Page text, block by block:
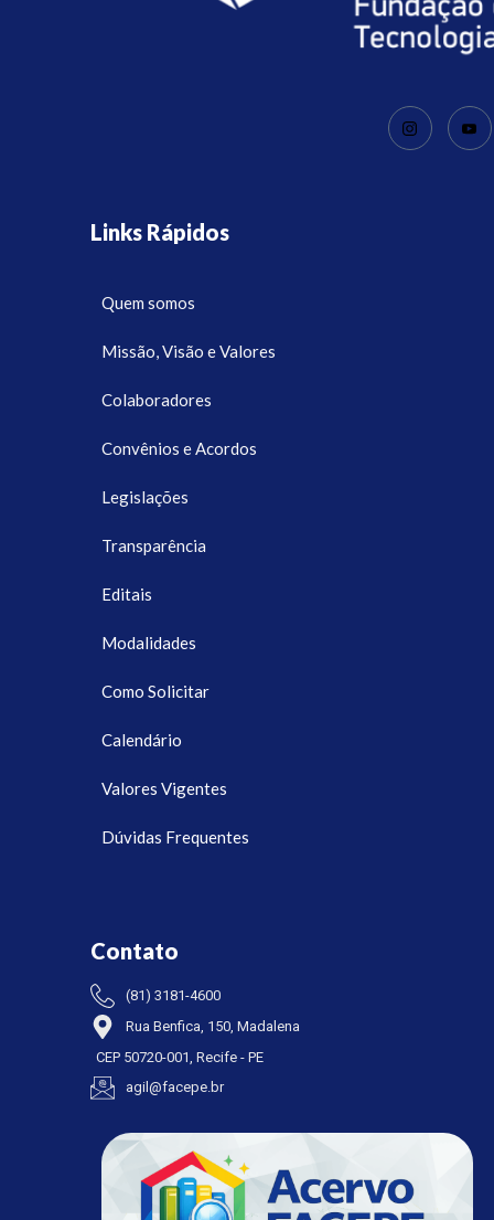
Links Rápidos
Quem somos
Missão, Visão e Valores
Colaboradores
Convênios e Acordos
Legislações
Transparência
Editais
Modalidades
Como Solicitar
Calendário
Valores Vigentes
Dúvidas Frequentes
Contato
(81) 3181-4600
Rua Benfica, 150, Madalena
CEP 50720-001, Recife - PE
agil@facepe.br